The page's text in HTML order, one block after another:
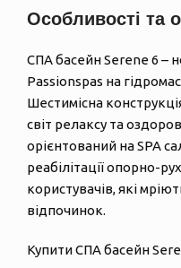
Особливості та
СПА басейн Serene 6 –
Passionspas на
Шестимісна
світ релаксу та
орієнтований на SPA
реабілітації опорно-
користувачів, які
відпочинок.
Купити СПА басейн